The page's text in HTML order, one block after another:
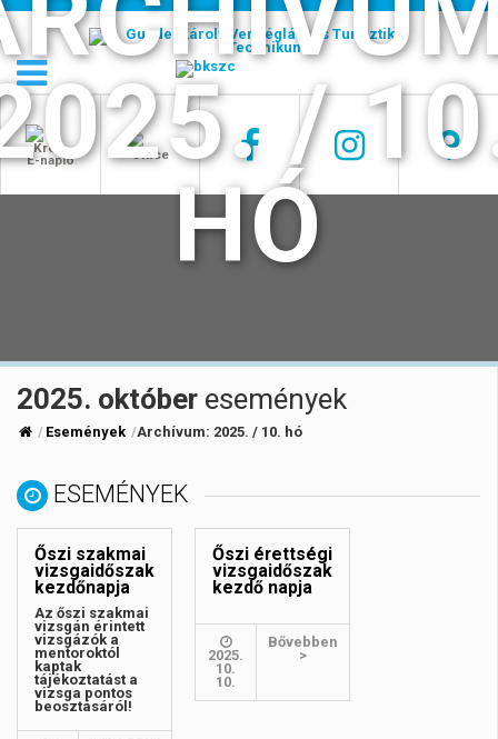
/
HÓ
2025. október események
Események Archívum: 2025. / 10. hó
ESEMÉNYEK
Őszi szakmai
vizsgaidőszak
kezdőnapja
Az őszi szakmai
vizsgán érintett
vizsgázók a
mentoroktól
kaptak
tájékoztatást a
vizsga pontos
beosztásáról!
Őszi érettségi
vizsgaidőszak
kezdő napja
2025.
10.
10.
Bővebben
>